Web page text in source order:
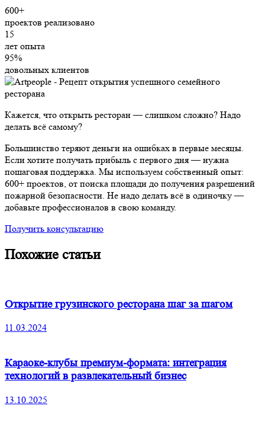
600+
проектов реализовано
15
лет опыта
95%
довольных клиентов
Кажется, что открыть ресторан — слишком сложно? Надо
делать всё самому?
Большинство теряют деньги на ошибках в первые месяцы.
Если хотите получать прибыль с первого дня — нужна
пошаговая поддержка. Мы используем собственный опыт:
600+ проектов, от поиска площади до получения разрешений
пожарной безопасности. Не надо делать всё в одиночку —
добавьте профессионалов в свою команду.
Получить консультацию
Похожие статьи
Открытие грузинского ресторана шаг за шагом
11.03.2024
Караоке-клубы премиум-формата: интеграция
технологий в развлекательный бизнес
13.10.2025